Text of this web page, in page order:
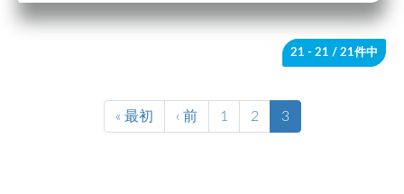
21 - 21 / 21件中
« 最初 ‹ 前 1 2 3